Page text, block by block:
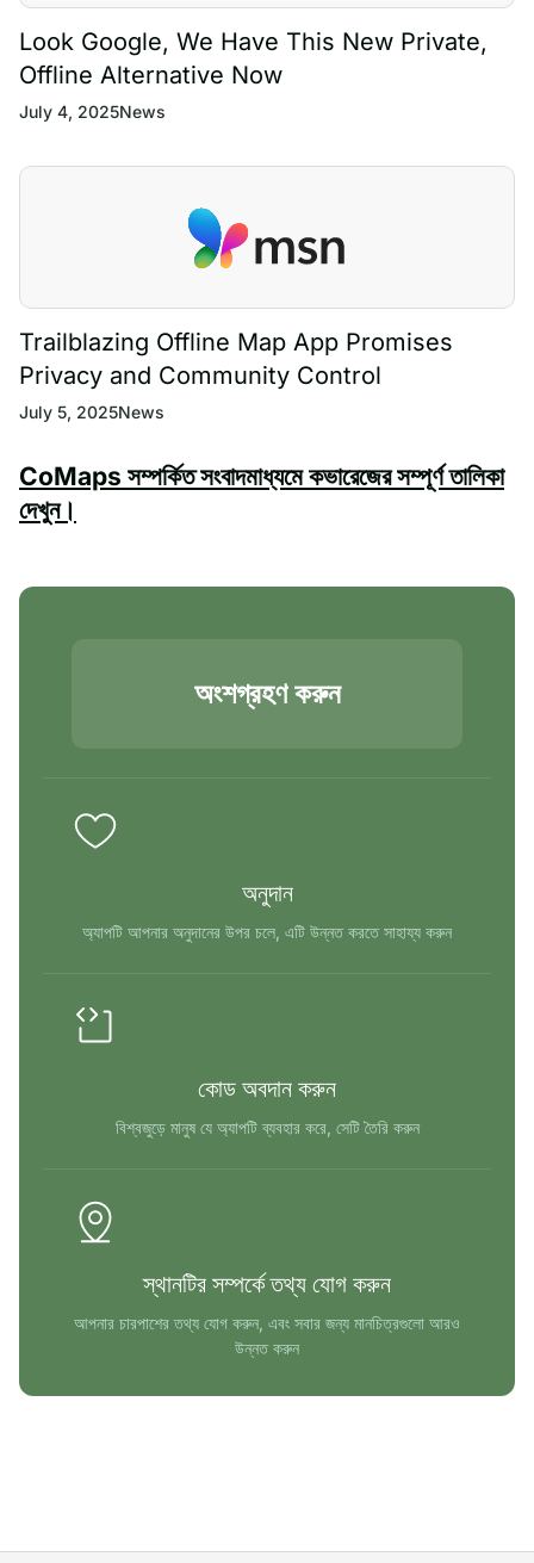
Look Google, We Have This New Private,
Offline Alternative Now
July 4, 2025News
Trailblazing Offline Map App Promises
Privacy and Community Control
July 5, 2025News
CoMaps সম্পর্কিত সংবাদমাধ্যমে কভারেজের সম্পূর্ণ তালিকা
দেখুন।
অংশগ্রহণ করুন
অনুদান
অ্যাপটি আপনার অনুদানের উপর চলে, এটি উন্নত করতে সাহায্য করুন
কোড অবদান করুন
বিশ্বজুড়ে মানুষ যে অ্যাপটি ব্যবহার করে, সেটি তৈরি করুন
স্থানটির সম্পর্কে তথ্য যোগ করুন
আপনার চারপাশের তথ্য যোগ করুন, এবং সবার জন্য মানচিত্রগুলো আরও
উন্নত করুন